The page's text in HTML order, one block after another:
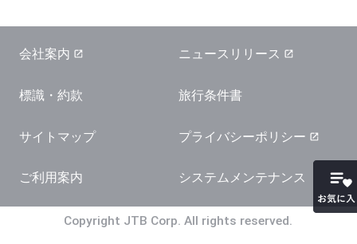
お気
会社案内 ニュースリリース
標識・約款 旅行条件書
サイトマップ プライバシーポリシー
ご利用案内 システムメンテナンス
Copyright JTB Corp. All rights reserved.